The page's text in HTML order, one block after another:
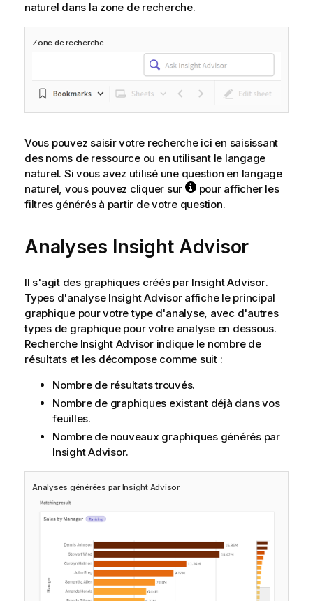
naturel dans la zone de recherche.
Zone de recherche
Vous pouvez saisir votre recherche ici en saisissant
des noms de ressource ou en utilisant le langage
naturel. Si vous avez utilisé une question en langage
naturel, vous pouvez cliquer sur
pour afficher les
filtres générés à partir de votre question.
Analyses Insight Advisor
Il s'agit des graphiques créés par Insight Advisor.
Types d'analyse Insight Advisoraffiche le principal
graphique pour votre type d'analyse, avec d'autres
types de graphique pour votre analyse en dessous.
Recherche Insight Advisorindique le nombre de
résultats et les décompose comme suit :
Nombre de résultats trouvés.
Nombre de graphiques existant déjà dans vos
feuilles.
Nombre de nouveaux graphiques générés par
Insight Advisor.
Analyses générées parInsight Advisor